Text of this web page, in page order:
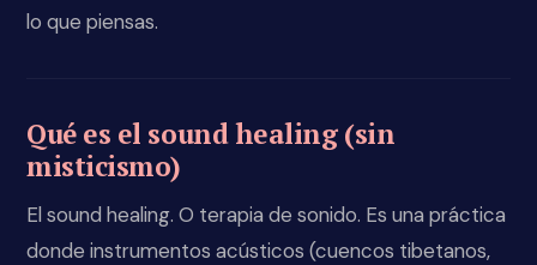
lo que piensas.
Qué es el sound healing (sin
misticismo)
El sound healing. O terapia de sonido. Es una práctica
donde instrumentos acústicos (cuencos tibetanos,